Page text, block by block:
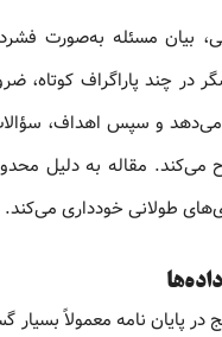
بیان مسئله به‌صورت
در چند پاراگراف کوتاه،
و سپس اهداف،
می‌کند. مقاله به دلیل
طولانی خودداری می‌کند.
در پایان نامه معمولاً